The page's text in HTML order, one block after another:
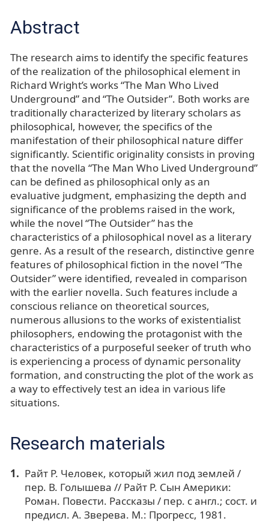
Abstract
The research aims to identify the specific features
of the realization of the philosophical element in
Richard Wright’s works “The Man Who Lived
Underground” and “The Outsider”. Both works are
traditionally characterized by literary scholars as
philosophical, however, the specifics of the
manifestation of their philosophical nature differ
significantly. Scientific originality consists in proving
that the novella “The Man Who Lived Underground”
can be defined as philosophical only as an
evaluative judgment, emphasizing the depth and
significance of the problems raised in the work,
while the novel “The Outsider” has the
characteristics of a philosophical novel as a literary
genre. As a result of the research, distinctive genre
features of philosophical fiction in the novel “The
Outsider” were identified, revealed in comparison
with the earlier novella. Such features include a
conscious reliance on theoretical sources,
numerous allusions to the works of existentialist
philosophers, endowing the protagonist with the
characteristics of a purposeful seeker of truth who
is experiencing a process of dynamic personality
formation, and constructing the plot of the work as
a way to effectively test an idea in various life
situations.
Research materials
Райт Р. Человек, который жил под землей /
пер. В. Голышева // Райт Р. Сын Америки:
Роман. Повести. Рассказы / пер. с англ.; сост. и
предисл. А. Зверева. М.: Прогресс, 1981.